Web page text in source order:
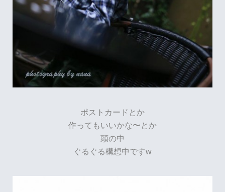
ポストカードとか
作ってもいいかな〜とか
頭の中
ぐるぐる構想中ですw